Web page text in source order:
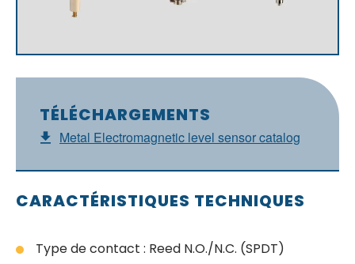
TÉLÉCHARGEMENTS
Metal Electromagnetic level sensor catalog
CARACTÉRISTIQUES TECHNIQUES
Type de contact : Reed N.O./N.C. (SPDT)